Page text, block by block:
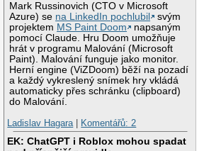
Mark Russinovich (CTO v Microsoft
Azure) se na LinkedIn pochlubil
svým
projektem MS Paint Doom
napsaným
pomocí Claude. Hru Doom umožňuje
hrát v programu Malování (Microsoft
Paint). Malování funguje jako monitor.
Herní engine (ViZDoom) běží na pozadí
a každý vykreslený snímek hry vkládá
automaticky přes schránku (clipboard)
do Malování.
Ladislav Hagara
Komentářů: 2
EK: ChatGPT i Roblox mohou spadat